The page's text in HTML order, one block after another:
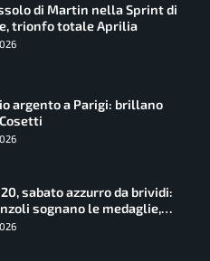
di Martin nella Sprint di
trionfo totale Aprilia
argento a Parigi: brillano
sabato azzurro da brividi:
sognano le medaglie,
Succo in finale